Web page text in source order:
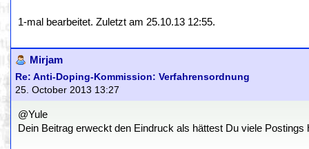
1-mal bearbeitet. Zuletzt am 25.10.13 12:55.
Mirjam
Re: Anti-Doping-Kommission: Verfahrensordnung
25. October 2013 13:27
@Yule
Dein Beitrag erweckt den Eindruck als hättest Du viele